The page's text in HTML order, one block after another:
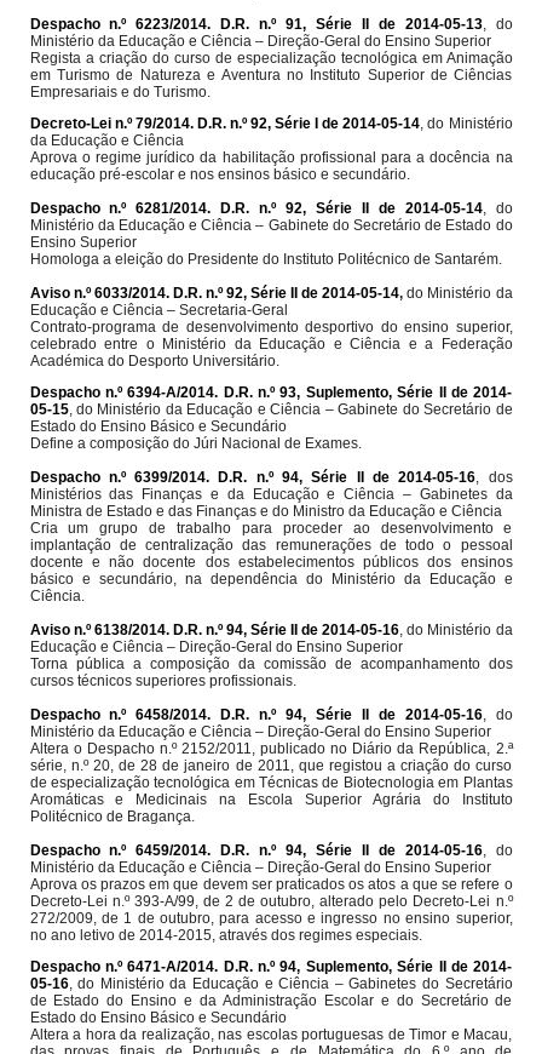
Despacho n.º 6223/2014. D.R. n.º 91, Série II de 2014-05-13, do
Ministério da Educação e Ciência – Direção-Geral do Ensino Superior
Regista a criação do curso de especialização tecnológica em Animação
em Turismo de Natureza e Aventura no Instituto Superior de Ciências
Empresariais e do Turismo.
Decreto-Lei n.º 79/2014. D.R. n.º 92, Série I de 2014-05-14 , do Ministério
da Educação e Ciência
Aprova o regime jurídico da habilitação profissional para a docência na
educação pré-escolar e nos ensinos básico e secundário.
Despacho n.º 6281/2014. D.R. n.º 92, Série II de 2014-05-14, do
Ministério da Educação e Ciência– Gabinete do Secretário de Estado do
Ensino Superior
Homologa a eleição do Presidente do Instituto Politécnico de Santarém.
Aviso n.º 6033/2014. D.R. n.º 92, Série II de 2014-05-14, do Ministério da
Educação e Ciência – Secretaria-Geral
Contrato-programa de desenvolvimento desportivo do ensino superior,
celebrado entre o Ministério da Educação e Ciência e a Federação
Académica do Desporto Universitário.
Despacho n.º 6394-A/2014. D.R. n.º 93, Suplemento, Série II de 2014-
05-15, do Ministério da Educação e Ciência – Gabinete do Secretário de
Estado do Ensino Básico e Secundário
Define a composição do Júri Nacional de Exames.
Despacho n.º 6399/2014. D.R. n.º 94, Série II de 2014-05-16 , dos
Ministérios das Finanças e da Educação e Ciência – Gabinetes da
Ministra de Estado e das Finanças e do Ministro da Educação e Ciência
Cria um grupo de trabalho para proceder ao desenvolvimento e
implantação de centralização das remunerações de todo o pessoal
docente e não docente dos estabelecimentos públicos dos ensinos
básico e secundário, na dependência do Ministério da Educação e
Ciência.
Aviso n.º 6138/2014. D.R. n.º 94, Série II de 2014-05-16 , do Ministério da
Educação e Ciência – Direção-Geral do Ensino Superior
Torna pública a composição da comissão de acompanhamento dos
cursos técnicos superiores profissionais.
Despacho n.º 6458/2014. D.R. n.º 94, Série II de 2014-05-16, do
Ministério da Educação e Ciência – Direção-Geral do Ensino Superior
Altera o Despacho n.º 2152/2011, publicado no Diário da República, 2.ª
série, n.º 20, de 28 de janeiro de 2011, que registou a criação do curso
de especialização tecnológica em Técnicas de Biotecnologia em Plantas
Aromáticas e Medicinais na Escola Superior Agrária do Instituto
Politécnico de Bragança.
Despacho n.º 6459/2014. D.R. n.º 94, Série II de 2014-05-16, do
Ministério da Educação e Ciência – Direção-Geral do Ensino Superior
Aprova os prazos em que devem ser praticados os atos a que se refere o
Decreto-Lei n.º 393-A/99, de 2 de outubro, alterado pelo Decreto-Lei n.º
272/2009, de 1 de outubro, para acesso e ingresso no ensino superior,
no ano letivo de 2014-2015, através dos regimes especiais.
Despacho n.º 6471-A/2014. D.R. n.º 94, Suplemento, Série II de 2014-
05-16, do Ministério da Educação e Ciência – Gabinetes do Secretário
de Estado do Ensino e da Administração Escolar e do Secretário de
Estado do Ensino Básico e Secundário
Altera a hora da realização, nas escolas portuguesas de Timor e Macau,